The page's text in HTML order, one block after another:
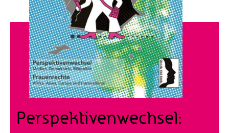
Perspektivenwechsel: